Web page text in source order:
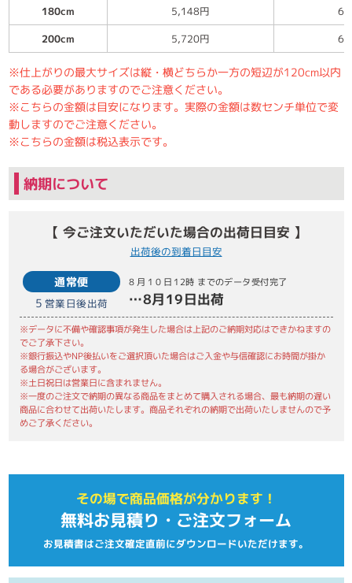
180cm 5,148円
200cm
5,720円
※仕上がりの最大サイズは縦・横どちらか一方の短辺が120cm以内
である必要がありますのでご注意ください。
※こちらの金額は目安になります。実際の金額は数センチ単位で変
動しますのでご注意ください。
※こちらの金額は税込表示です。
納期について
【 今ご注文いただいた場合の出荷日目安 】
出荷後の到着日目安
通常便
5 営業日後出荷
8月10日 12時 までのデータ受付完了
…8月19日出荷
※データに不備や確認事項が発生した場合は上記のご納期対応はできかねますの
でご了承下さい。
※銀行振込やNP後払いをご選択頂いた場合はご入金や与信確認にお時間が掛か
る場合がございます。
※土日祝日は営業日に含まれません。
※一度のご注文で納期の異なる商品をまとめて購入される場合、最も納期の遅い
商品に合わせて出荷いたします。商品それぞれの納期で出荷いたしませんので予
めご了承ください。
その場で商品価格が分かります！
無料お見積り・ご注文フォーム
お見積書はご注文確定直前にダウンロードいただけます。